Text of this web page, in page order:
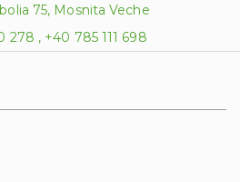
75, Mosnita Veche
278 , +40 785 111 698